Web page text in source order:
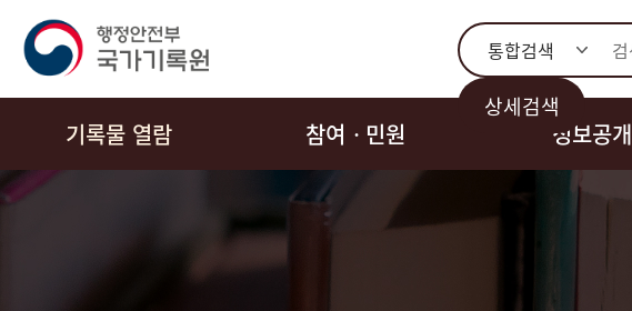
통합검색
상세검색
기록물 열람 참여ㆍ민원 정보공개